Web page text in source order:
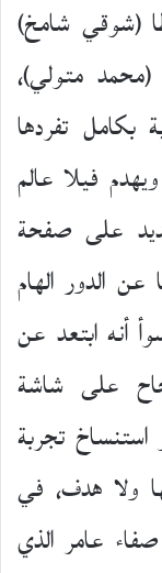
(شوقي شامخ)
متولي)،
بكامل تفردها
فيلا عالم
جديد على صفحة
الدور الهام
أنه ابتعد عن
على شاشة
استنساخ تجربة
ولا هدف، في
عامر الذي